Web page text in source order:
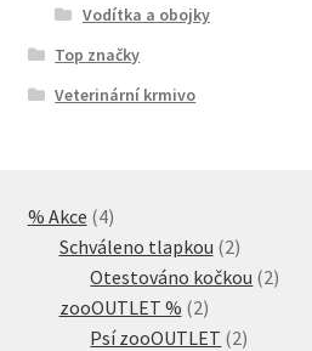
Vodítka a obojky
Top značky
Veterinární krmivo
% Akce 44
produkty
Schváleno tlapkou 22
produkty
Otestováno kočkou 22
zooOUTLET % 22
produkty
Psí zooOUTLET 22